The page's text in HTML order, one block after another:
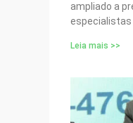
ampliado a
especialistas
Leia mais >>